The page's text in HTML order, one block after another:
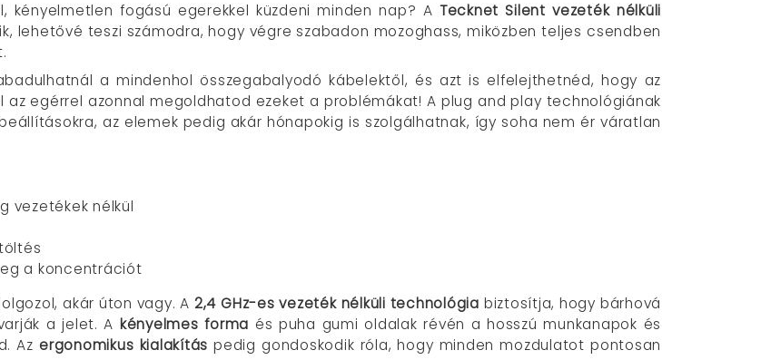
fogású egerekkel küzdeni minden nap? A Tecknet Silent vezeték nélküli
lehetővé teszi számodra, hogy végre szabadon mozoghass, miközben teljes csendben
a mindenhol összegabalyodó kábelektől, és azt is elfelejthetnéd, hogy az
az egérrel azonnal megoldhatod ezeket a problémákat! A plug and play technológiának
az elemek pedig akár hónapokig is szolgálhatnak, így soha nem ér váratlan
vezetékek nélkül
a koncentrációt
akár úton vagy. A 2,4 GHz-es vezeték nélküli technológia biztosítja, hogy bárhová
a jelet. A kényelmes forma és puha gumi oldalak révén a hosszú munkanapok és
Az ergonomikus kialakítás pedig gondoskodik róla, hogy minden mozdulatot pontosan